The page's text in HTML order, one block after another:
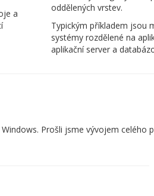
a
oddělených vrstev.
Typickým příkladem jsou
systémy rozdělené na
aplikační server a
Prošli jsme vývojem